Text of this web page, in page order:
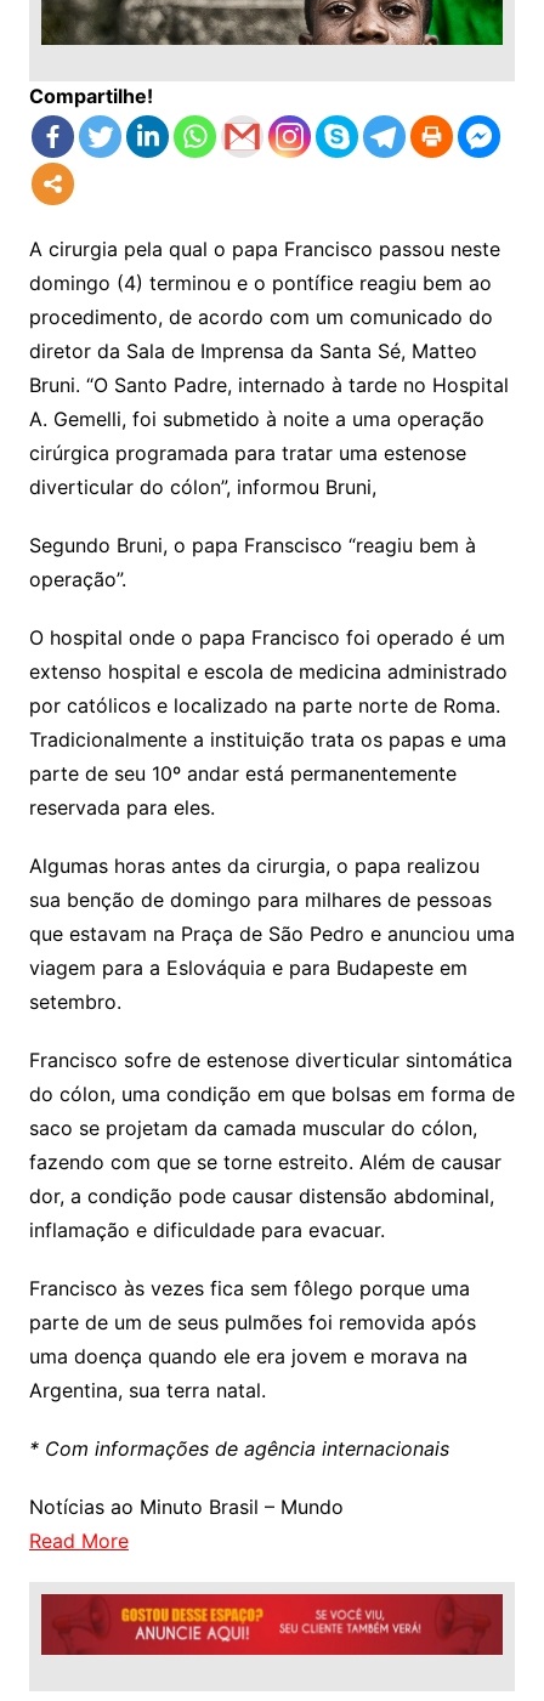
Compartilhe!
A cirurgia pela qual o papa Francisco passou neste
domingo (4) terminou e o pontífice reagiu bem ao
procedimento, de acordo com um comunicado do
diretor da Sala de Imprensa da Santa Sé, Matteo
Bruni. “O Santo Padre, internado à tarde no Hospital
A. Gemelli, foi submetido à noite a uma operação
cirúrgica programada para tratar uma estenose
diverticular do cólon”, informou Bruni,
Segundo Bruni, o papa Franscisco “reagiu bem à
operação”.
O hospital onde o papa Francisco foi operado é um
extenso hospital e escola de medicina administrado
por católicos e localizado na parte norte de Roma.
Tradicionalmente a instituição trata os papas e uma
parte de seu 10º andar está permanentemente
reservada para eles.
Algumas horas antes da cirurgia, o papa realizou
sua benção de domingo para milhares de pessoas
que estavam na Praça de São Pedro e anunciou uma
viagem para a Eslováquia e para Budapeste em
setembro.
Francisco sofre de estenose diverticular sintomática
do cólon, uma condição em que bolsas em forma de
saco se projetam da camada muscular do cólon,
fazendo com que se torne estreito. Além de causar
dor, a condição pode causar distensão abdominal,
inflamação e dificuldade para evacuar.
Francisco às vezes fica sem fôlego porque uma
parte de um de seus pulmões foi removida após
uma doença quando ele era jovem e morava na
Argentina, sua terra natal.
* Com informações de agência internacionais
Notícias ao Minuto Brasil – Mundo
Read More